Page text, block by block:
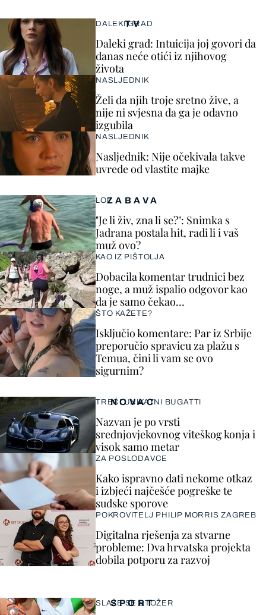
ZABAVA
LOL
"Je li živ, zna li se?": Snimka s
Jadrana postala hit, radi li i vaš
muž ovo?
KAO IZ PIŠTOLJA
Dobacila komentar trudnici bez
noge, a muž ispalio odgovor kao
da je samo čekao…
ŠTO KAŽETE?
Isključio komentare: Par iz Srbije
preporučio spravicu za plažu s
Temua, čini li vam se ovo
sigurnim?
SPORT
SLAŽE SE STOŽER
TV
DALEKI GRAD
Daleki grad: Intuicija joj govori da
danas neće otići iz njihovog
života
NASLJEDNIK
Želi da njih troje sretno žive, a
nije ni svjesna da ga je odavno
izgubila
NASLJEDNIK
Nasljednik: Nije očekivala takve
uvrede od vlastite majke
NOVAC
TREĆI UNIKATNI BUGATTI
Nazvan je po vrsti
srednjovjekovnog viteškog konja i
visok samo metar
ZA POSLODAVCE
Kako ispravno dati nekome otkaz
i izbjeći najčešće pogreške te
sudske sporove
POKROVITELJ PHILIP MORRIS ZAGREB
Digitalna rješenja za stvarne
probleme: Dva hrvatska projekta
dobila potporu za razvoj